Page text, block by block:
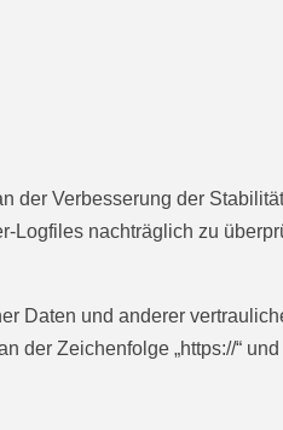
der Verbesserung der
nachträglich zu
Daten und anderer
Zeichenfolge „https://“